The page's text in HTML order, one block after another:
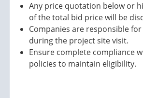
Any price quotation below or
of the total bid price will be
Companies are responsible for
during the project site visit.
Ensure complete compliance
policies to maintain eligibility.